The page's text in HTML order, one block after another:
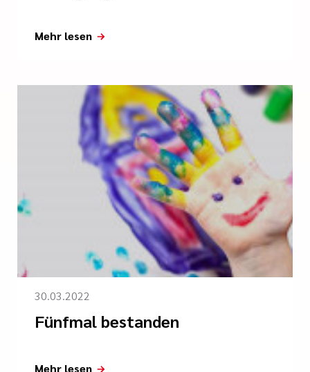
Mehr lesen
30.03.2022
Fünfmal bestanden
Mehr lesen